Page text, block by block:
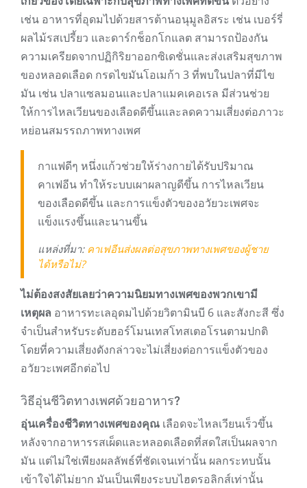
เช่น อาหารที่อุดมไปด้วยสารต้านอนุมูลอิสระ เช่น เบอร์รี่
ผลไม้รสเปรี้ยว และดาร์กช็อกโกแลต สามารถป้องกัน
ความเครียดจากปฏิกิริยาออกซิเดชั่นและส่งเสริมสุขภาพ
ของหลอดเลือด กรดไขมันโอเมก้า 3 ที่พบในปลาที่มีไข
มัน เช่น ปลาแซลมอนและปลาแมคเคอเรล มีส่วนช่วย
ให้การไหลเวียนของเลือดดีขึ้นและลดความเสี่ยงต่อภาวะ
หย่อนสมรรถภาพทางเพศ
กาแฟดีๆ หนึ่งแก้วช่วยให้ร่างกายได้รับปริมาณ
คาเฟอีน ทำให้ระบบเผาผลาญดีขึ้น การไหลเวียน
ของเลือดดีขึ้น และการแข็งตัวของอวัยวะเพศจะ
แข็งแรงขึ้นและนานขึ้น
แหล่งที่มา: คาเฟอีนส่งผลต่อสุขภาพทางเพศของผู้ชาย
ได้หรือไม่?
ไม่ต้องสงสัยเลยว่าความนิยมทางเพศของพวกเขามี
เหตุผล อาหารทะเลอุดมไปด้วยวิตามินบี 6 และสังกะสี ซึ่ง
จำเป็นสำหรับระดับฮอร์โมนเทสโทสเตอโรนตามปกติ
โดยที่ความเสี่ยงดังกล่าวจะไม่เสี่ยงต่อการแข็งตัวของ
อวัยวะเพศอีกต่อไป
วิธีอุ่นชีวิตทางเพศด้วยอาหาร?
อุ่นเครื่องชีวิตทางเพศของคุณ เลือดจะไหลเวียนเร็วขึ้น
หลังจากอาหารรสเผ็ดและหลอดเลือดที่สดใสเป็นผลจาก
มัน แต่ไม่ใช่เพียงผลลัพธ์ที่ชัดเจนเท่านั้น ผลกระทบนั้น
เข้าใจได้ไม่ยาก มันเป็นเพียงระบบไฮดรอลิกส์เท่านั้น